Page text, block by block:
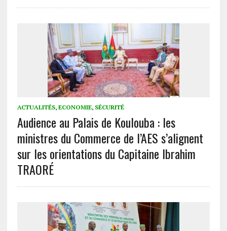
ACTUALITÉS, ECONOMIE, SÉCURITÉ
Audience au Palais de Koulouba : les
ministres du Commerce de l’AES s’alignent
sur les orientations du Capitaine Ibrahim
TRAORÉ